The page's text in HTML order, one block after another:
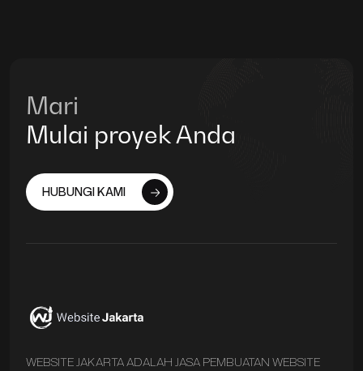
Mari
Mulai proyek Anda
HUBUNGI KAMI
WEBSITE JAKARTA ADALAH JASA PEMBUATAN WEBSITE